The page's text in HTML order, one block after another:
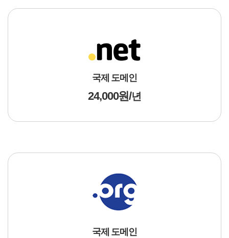
국제 도메인
24,000원 /년
국제 도메인